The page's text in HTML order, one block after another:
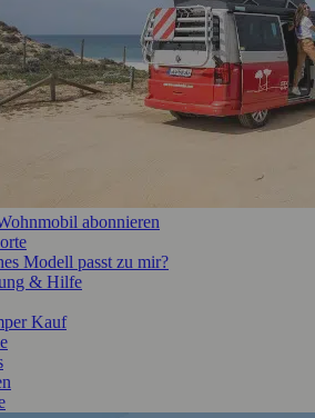
abonnieren
Modell passt zu mir?
& Hilfe
Kauf